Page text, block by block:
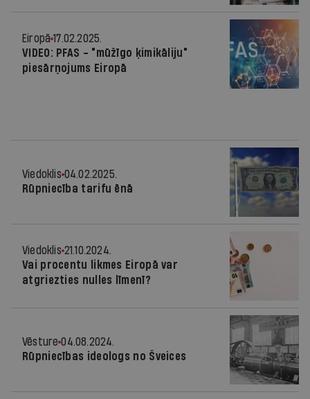
Eiropā 17.02.2025.
VIDEO: PFAS - "mūžīgo ķimikāliju"
piesārņojums Eiropā
Viedoklis 04.02.2025.
Rūpniecība tarifu ēnā
Viedoklis 21.10.2024.
Vai procentu likmes Eiropā var
atgriezties nulles līmenī?
Vēsture 04.08.2024.
Rūpniecības ideologs no Šveices